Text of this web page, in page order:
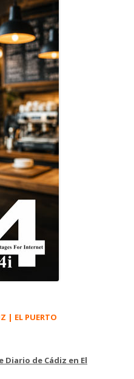
| EL PUERTO
de Cádiz en El